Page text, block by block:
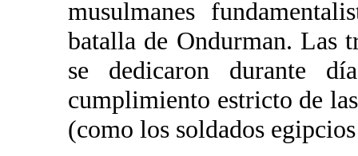
musulmanes
batalla de Ondurman. Las
se dedicaron durante
cumplimiento estricto de
(como los soldados